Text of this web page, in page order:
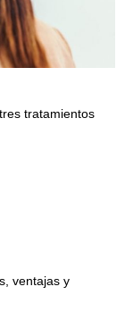
tratamientos
ventajas y